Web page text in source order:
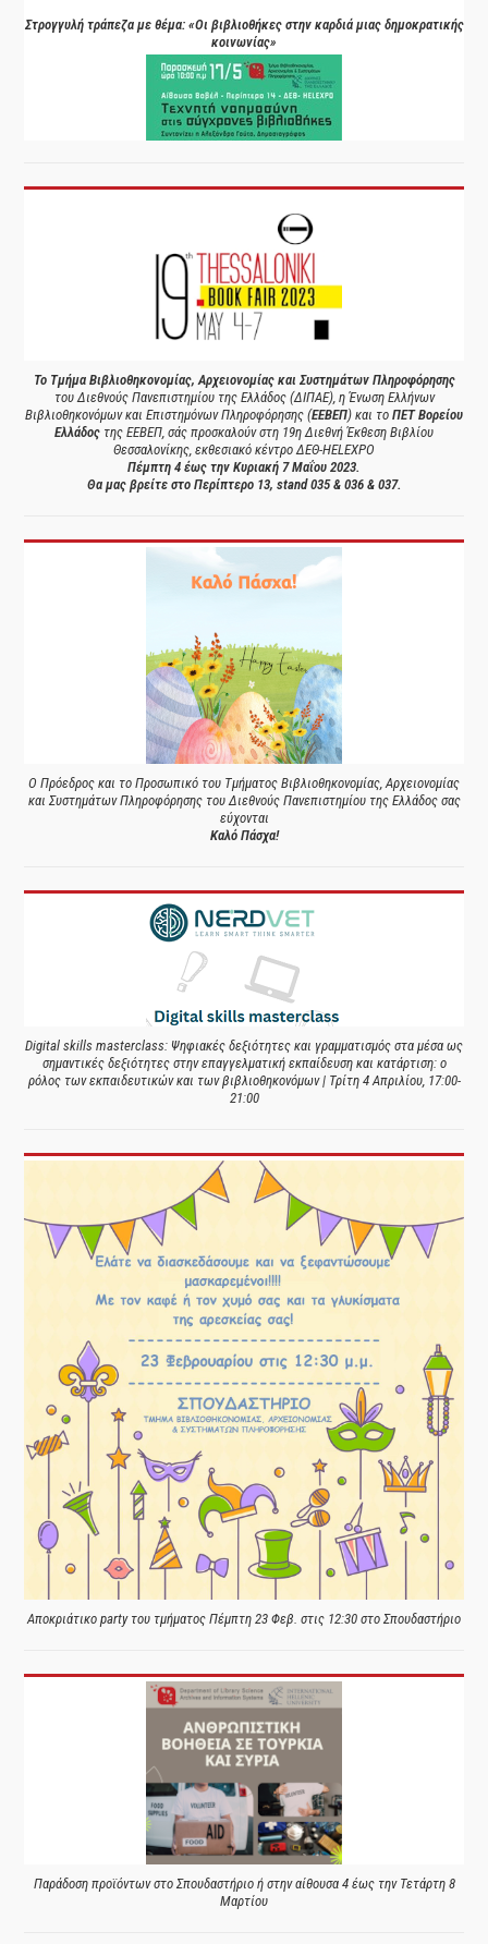
Στρογγυλή τράπεζα με θέμα: «Οι βιβλιοθήκες στην καρδιά μιας δημοκρατικής
κοινωνίας»
Το Τμήμα Βιβλιοθηκονομίας, Αρχειονομίας και Συστημάτων Πληροφόρησης
του Διεθνούς Πανεπιστημίου της Ελλάδος (ΔΙΠΑΕ), η Ένωση Ελλήνων
Βιβλιοθηκονόμων και Επιστημόνων Πληροφόρησης (ΕΕΒΕΠ) και το ΠΕΤ Βορείου
Ελλάδος της ΕΕΒΕΠ, σάς προσκαλούν στη 19η Διεθνή Έκθεση Βιβλίου
Θεσσαλονίκης, εκθεσιακό κέντρο ΔΕΘ-HELEXPO
Πέμπτη 4 έως την Κυριακή 7 Μαΐου 2023.
Θα μας βρείτε στο Περίπτερο 13, stand 035 & 036 & 037.
Ο Πρόεδρος και το Προσωπικό του Τμήματος Βιβλιοθηκονομίας, Αρχειονομίας
και Συστημάτων Πληροφόρησης του Διεθνούς Πανεπιστημίου της Ελλάδος σας
εύχονται
Καλό Πάσχα!
Digital skills masterclass: Ψηφιακές δεξιότητες και γραμματισμός στα μέσα ως
σημαντικές δεξιότητες στην επαγγελματική εκπαίδευση και κατάρτιση: ο
ρόλος των εκπαιδευτικών και των βιβλιοθηκονόμων | Τρίτη 4 Απριλίου, 17:00-
21:00
Αποκριάτικο party του τμήματος Πέμπτη 23 Φεβ. στις 12:30 στο Σπουδαστήριο
Παράδοση προϊόντων στο Σπουδαστήριο ή στην αίθουσα 4 έως την Τετάρτη 8
Μαρτίου